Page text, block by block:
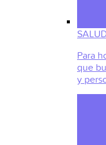
Para
que
y